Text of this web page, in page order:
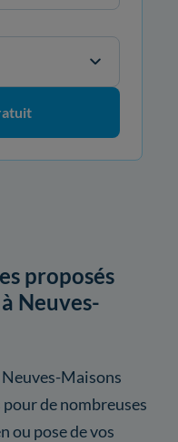
proposés
Neuves-
Maisons
de nombreuses
ou pose de vos